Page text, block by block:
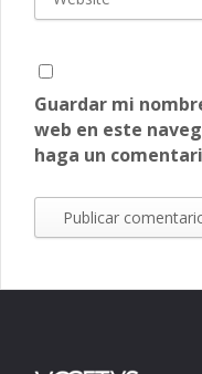
Guardar mi
web en este
haga un